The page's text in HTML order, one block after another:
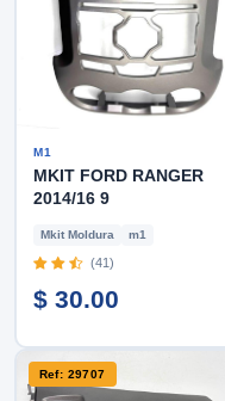
M1
MKIT FORD RANGER
2014/16 9
Mkit Moldura m1
(41)
$ 30.00
Ref: 29707